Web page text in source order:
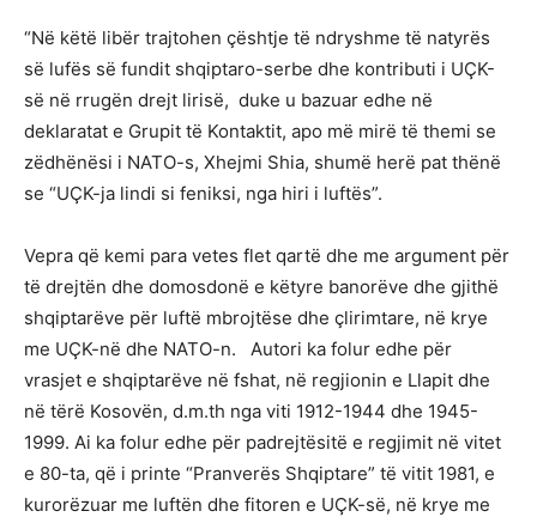
“Në këtë libër trajtohen çështje të ndryshme të natyrës
së lufës së fundit shqiptaro-serbe dhe kontributi i UÇK-
së në rrugën drejt lirisë, duke u bazuar edhe në
deklaratat e Grupit të Kontaktit, apo më mirë të themi se
zëdhënësi i NATO-s, Xhejmi Shia, shumë herë pat thënë
se “UÇK-ja lindi si feniksi, nga hiri i luftës”.
Vepra që kemi para vetes flet qartë dhe me argument për
të drejtën dhe domosdonë e këtyre banorëve dhe gjithë
shqiptarëve për luftë mbrojtëse dhe çlirimtare, në krye
me UÇK-në dhe NATO-n. Autori ka folur edhe për
vrasjet e shqiptarëve në fshat, në regjionin e Llapit dhe
në tërë Kosovën, d.m.th nga viti 1912-1944 dhe 1945-
1999. Ai ka folur edhe për padrejtësitë e regjimit në vitet
e 80-ta, që i printe “Pranverës Shqiptare” të vitit 1981, e
kurorëzuar me luftën dhe fitoren e UÇK-së, në krye me